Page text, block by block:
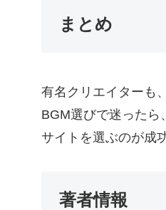
まとめ
有名クリエイターも
BGM選びで迷ったら
サイトを選ぶのが成
著者情報